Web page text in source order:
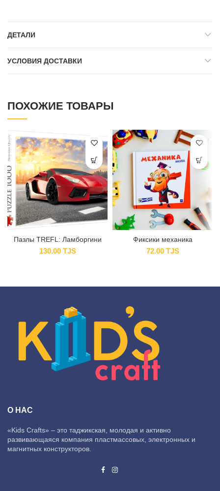
ДЕТАЛИ
УСЛОВИЯ ДОСТАВКИ
ПОХОЖИЕ ТОВАРЫ
Пазлы TREFL: Ламборгини
130.00 TJS
Фиксики механика
72.00 TJS
О НАС
«Kids Crafts» – это таджикская, молодая и активно
развивающаяся компания пластмассовых, электронных и
магнитных конструкторов.